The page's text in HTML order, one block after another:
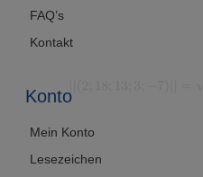
FAQ’s
Kontakt
Konto
Mein Konto
Lesezeichen